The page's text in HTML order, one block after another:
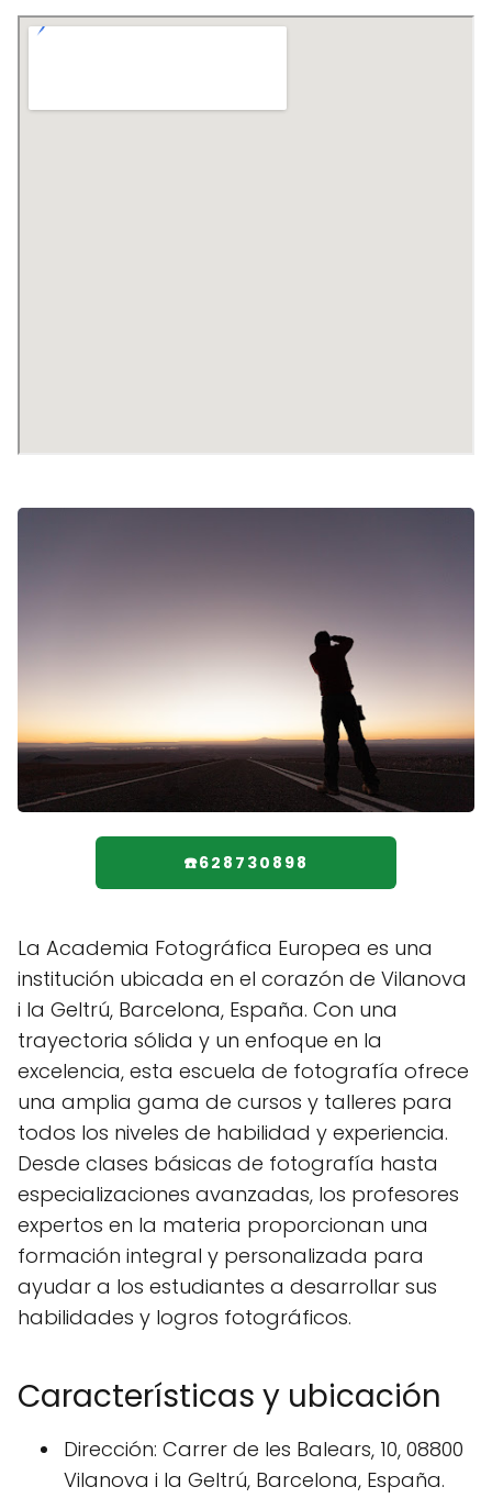
☎️628730898
La Academia Fotográfica Europea es una
institución ubicada en el corazón de Vilanova
i la Geltrú, Barcelona, España. Con una
trayectoria sólida y un enfoque en la
excelencia, esta escuela de fotografía ofrece
una amplia gama de cursos y talleres para
todos los niveles de habilidad y experiencia.
Desde clases básicas de fotografía hasta
especializaciones avanzadas, los profesores
expertos en la materia proporcionan una
formación integral y personalizada para
ayudar a los estudiantes a desarrollar sus
habilidades y logros fotográficos.
Características y ubicación
Dirección: Carrer de les Balears, 10, 08800
Vilanova i la Geltrú, Barcelona, España.